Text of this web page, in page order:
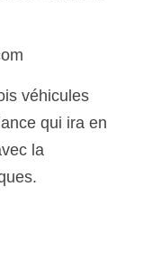
véhicules
qui ira en
la